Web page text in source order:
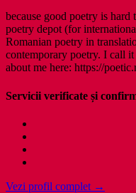
because good poetry is
poetry depot (for
Romanian poetry in
contemporary poetry. I call
about me here: https://
Servicii verificate și
Vezi profil complet →